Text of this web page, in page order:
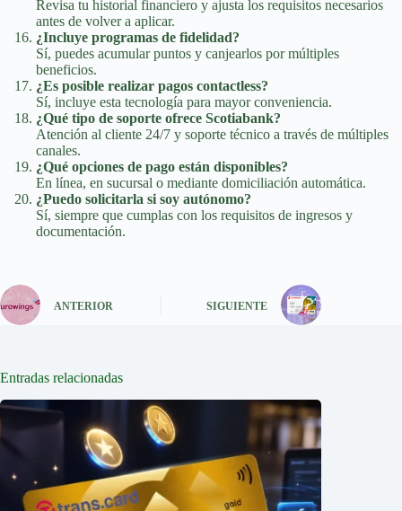
Revisa tu historial financiero y ajusta los requisitos necesarios
antes de volver a aplicar.
¿Incluye programas de fidelidad?
Sí, puedes acumular puntos y canjearlos por múltiples
beneficios.
¿Es posible realizar pagos contactless?
Sí, incluye esta tecnología para mayor conveniencia.
¿Qué tipo de soporte ofrece Scotiabank?
Atención al cliente 24/7 y soporte técnico a través de múltiples
canales.
¿Qué opciones de pago están disponibles?
En línea, en sucursal o mediante domiciliación automática.
¿Puedo solicitarla si soy autónomo?
Sí, siempre que cumplas con los requisitos de ingresos y
documentación.
ANTERIOR SIGUIENTE
Entradas relacionadas